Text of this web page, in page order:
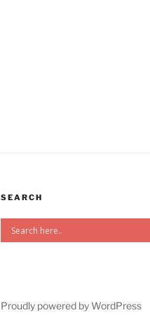
SEARCH
Proudly powered by WordPress